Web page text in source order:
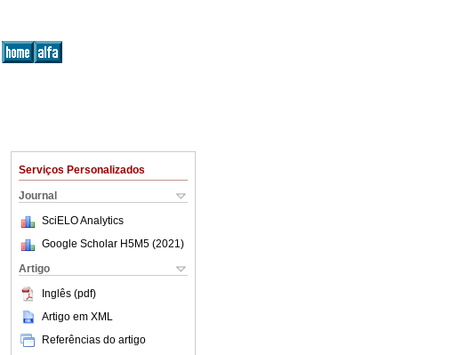
Serviços Personalizados
Journal
SciELO Analytics
Google Scholar H5M5 (2021 )
Artigo
Inglês (pdf)
Artigo em XML
Referências do artigo